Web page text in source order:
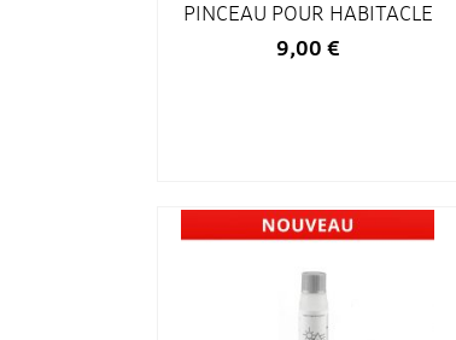
PINCEAU POUR HABITACLE
9,00 €